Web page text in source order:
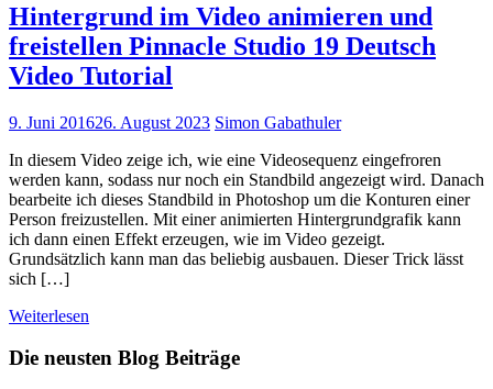
Hintergrund im Video animieren und
freistellen Pinnacle Studio 19 Deutsch
Video Tutorial
9. Juni 201626. August 2023 Simon Gabathuler
In diesem Video zeige ich, wie eine Videosequenz eingefroren
werden kann, sodass nur noch ein Standbild angezeigt wird. Danach
bearbeite ich dieses Standbild in Photoshop um die Konturen einer
Person freizustellen. Mit einer animierten Hintergrundgrafik kann
ich dann einen Effekt erzeugen, wie im Video gezeigt.
Grundsätzlich kann man das beliebig ausbauen. Dieser Trick lässt
sich […]
Weiterlesen
Die neusten Blog Beiträge